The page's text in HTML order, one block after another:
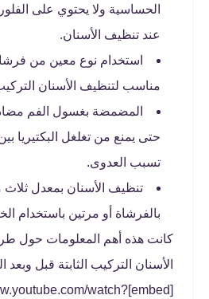
الحساسية ولا يحتوي على
عند تنظيف الأسنان.
استخدام نوع معين من
مناسب لتنظيف الأسنان
المضمضة بغسول الفم مضاد
حتى يمنع من تغلغل البكتيريا
تسبب العدوى.
تنظيف الأسنان بمعدل ثلاث
بالفرشاة أو مرتين باستخدام
كانت هذه أهم المعلومات حول
الأسنان التركيب الثابتة قبل وبعد
www.youtube.com/watch?